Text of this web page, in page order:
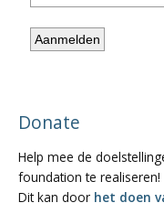
Donate
Help mee de
foundation te realiseren!
Dit kan door het doen